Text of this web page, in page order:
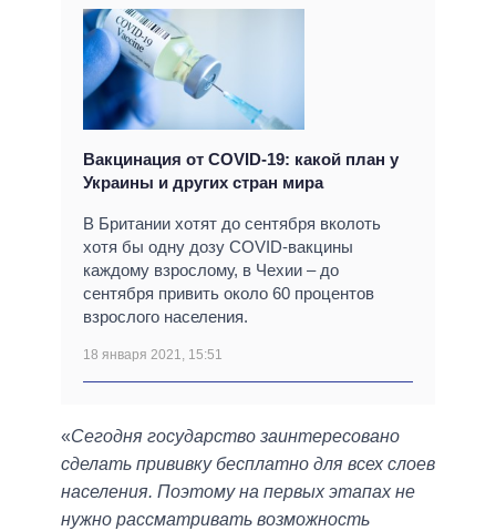
Вакцинация от COVID-19: какой план у
Украины и других стран мира
В Британии хотят до сентября вколоть
хотя бы одну дозу COVID-вакцины
каждому взрослому, в Чехии – до
сентября привить около 60 процентов
взрослого населения.
18 января 2021, 15:51
«Сегодня государство заинтересовано
сделать прививку бесплатно для всех слоев
населения. Поэтому на первых этапах не
нужно рассматривать возможность